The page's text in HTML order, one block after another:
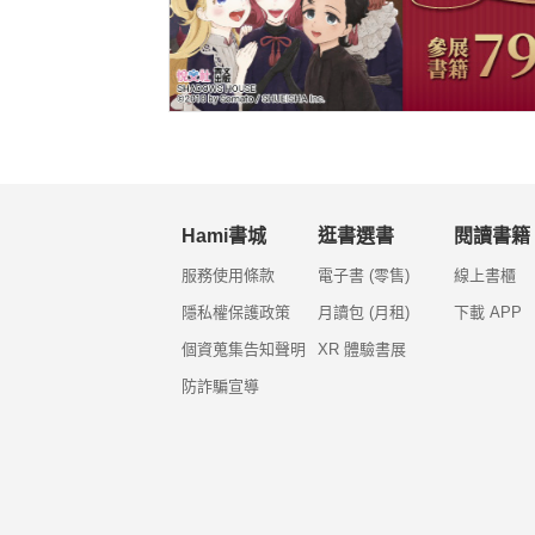
Hami書城
服務使用條款
隱私權保護政策
個資蒐集告知聲明
防詐騙宣導
逛書選書
電子書 (零售)
月讀包 (月租)
XR 體驗書展
閱讀書籍
線上書櫃
下載 APP